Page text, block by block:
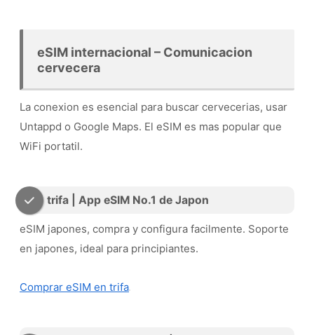
eSIM internacional – Comunicacion
cervecera
La conexion es esencial para buscar cervecerias, usar
Untappd o Google Maps. El eSIM es mas popular que
WiFi portatil.
trifa | App eSIM No.1 de Japon
eSIM japones, compra y configura facilmente. Soporte
en japones, ideal para principiantes.
Comprar eSIM en trifa